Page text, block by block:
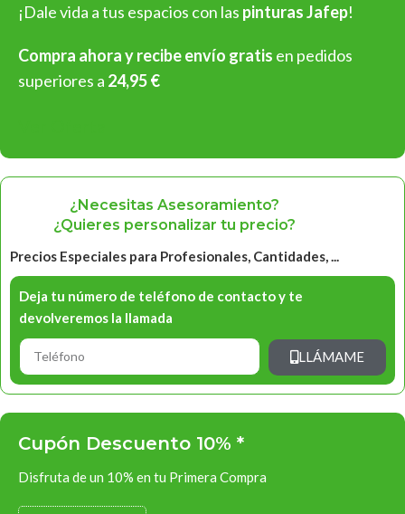
¡Dale vida a tus espacios con las pinturas Jafep!
Compra ahora y recibe envío gratis en pedidos
superiores a 24,95 €
¿Necesitas Asesoramiento?
¿Quieres personalizar tu precio?
Precios Especiales para Profesionales, Cantidades, ...
Deja tu número de teléfono de contacto y te
devolveremos la llamada
LLÁMAME
Cupón Descuento 10% *
Disfruta de un 10% en tu Primera Compra